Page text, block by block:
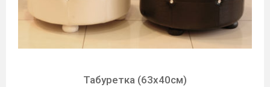
Табуретка (63х40см)